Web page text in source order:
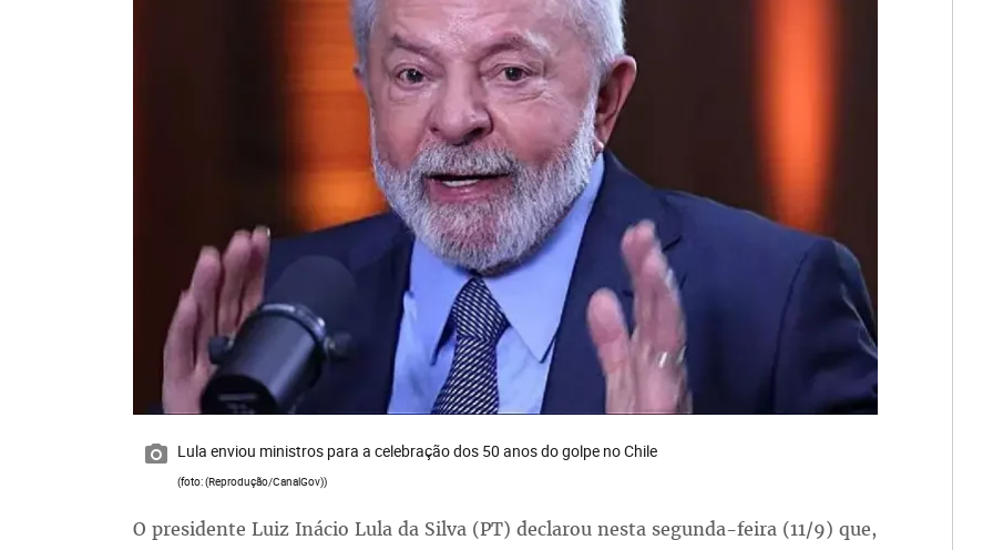
Lula enviou ministros para a celebração dos 50 anos do golpe no Chile
(foto: (Reprodução/CanalGov))
O presidente Luiz Inácio Lula da Silva (PT) declarou nesta segunda-feira (11/9) que,